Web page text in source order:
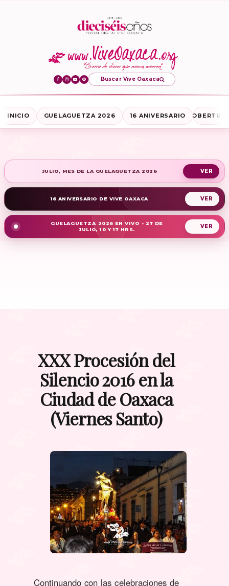
Buscar Vive Oaxaca
INICIO GUELAGUETZA 2026 16 ANIVERSARIO
JULIO, MES DE LA GUELAGUETZA 2026
16 ANIVERSARIO DE VIVE OAXACA
GUELAGUETZA 2026 EN VIVO - 27 DE
JULIO, 10 Y 17 HRS.
XXX Procesión del
Silencio 2016 en la
Ciudad de Oaxaca
(Viernes Santo)
Continuando con las celebraciones de